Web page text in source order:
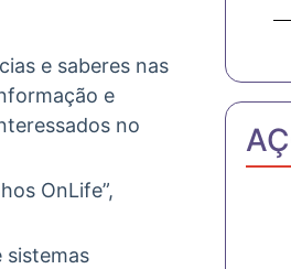
e saberes nas
e
no
OnLife”,
sistemas